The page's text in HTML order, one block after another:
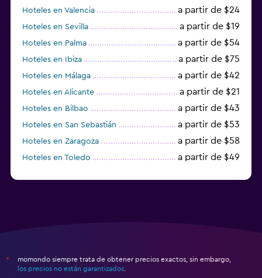
Hoteles en Valencia a partir de $24
Hoteles en Sevilla a partir de $19
Hoteles en Palma a partir de $54
Hoteles en Ibiza a partir de $75
Hoteles en Málaga a partir de $42
Hoteles en Alicante a partir de $21
Hoteles en Bilbao a partir de $43
Hoteles en San Sebastián a partir de $53
Hoteles en Zaragoza a partir de $58
Hoteles en Toledo a partir de $49
*
momondo siempre trata de obtener precios exactos, sin embargo,
los precios no están garantizados